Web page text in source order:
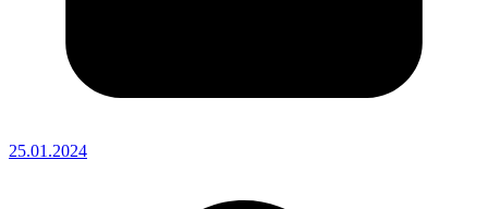
25.01.2024